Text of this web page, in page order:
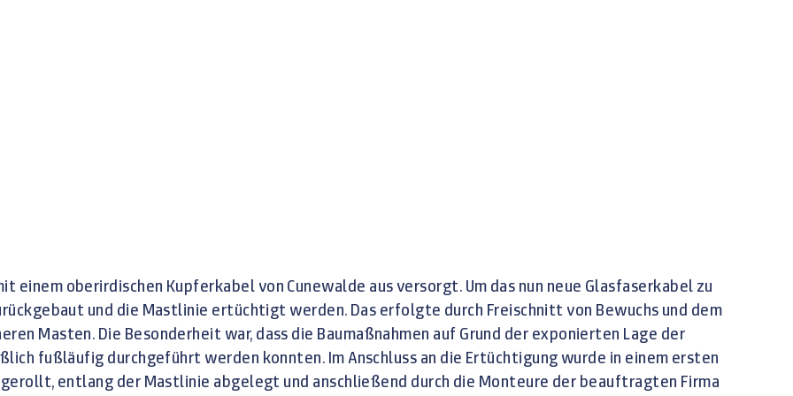
einem oberirdischen Kupferkabel von Cunewalde aus versorgt. Um das nun neue Glasfaserkabel zu
und die Mastlinie ertüchtigt werden. Das erfolgte durch Freischnitt von Bewuchs und dem
Masten. Die Besonderheit war, dass die Baumaßnahmen auf Grund der exponierten Lage der
fußläufig durchgeführt werden konnten. Im Anschluss an die Ertüchtigung wurde in einem ersten
entlang der Mastlinie abgelegt und anschließend durch die Monteure der beauftragten Firma